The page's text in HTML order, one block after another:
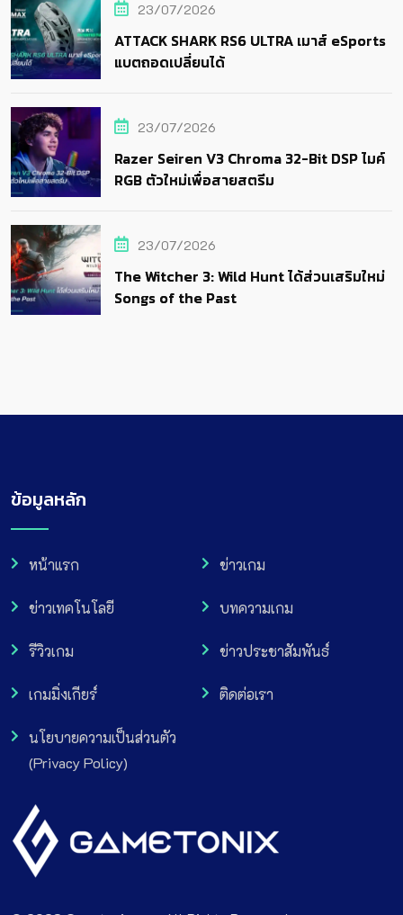
23/07/2026
ATTACK SHARK RS6 ULTRA เมาส์ eSports
แบตถอดเปลี่ยนได้
23/07/2026
Razer Seiren V3 Chroma 32-Bit DSP ไมค์
RGB ตัวใหม่เพื่อสายสตรีม
23/07/2026
The Witcher 3: Wild Hunt ได้ส่วนเสริมใหม่
Songs of the Past
ข้อมูลหลัก
หน้าแรก ข่าวเกม
ข่าวเทคโนโลยี บทความเกม
รีวิวเกม ข่าวประชาสัมพันธ์
เกมมิ่งเกียร์ ติดต่อเรา
นโยบายความเป็นส่วนตัว
(Privacy Policy)